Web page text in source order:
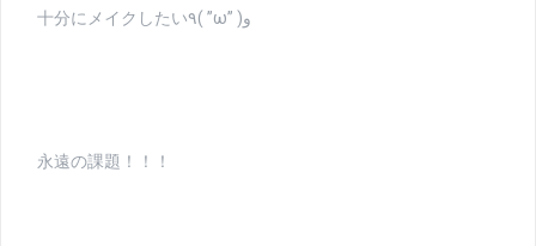
十分にメイクしたい٩( ”ω” )و
永遠の課題！！！